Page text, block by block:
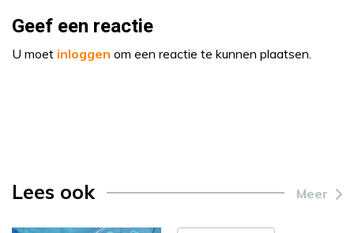
Geef een reactie
U moet inloggen om een reactie te kunnen plaatsen.
Lees ook Meer